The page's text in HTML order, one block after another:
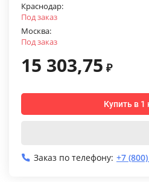
Краснодар:
Под заказ
Москва:
Под заказ
15 303,75 ₽
Купить в 1
Заказ по телефону: +7